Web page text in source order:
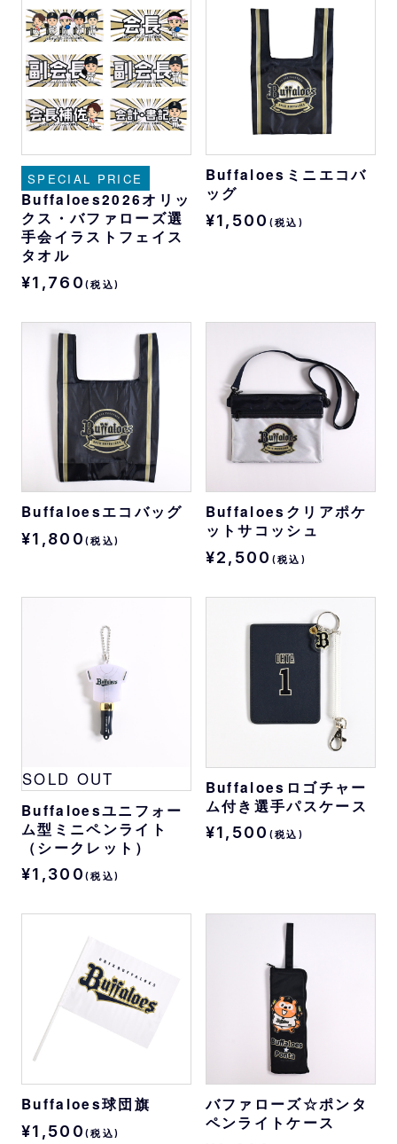
SPECIAL PRICE
Buffaloes2026オリッ
クス・バファローズ選
手会イラストフェイス
タオル
¥1,760 (税込)
Buffaloesミニエコバ
ッグ
¥1,500 (税込)
Buffaloesエコバッグ
¥1,800 (税込)
Buffaloesクリアポケ
ットサコッシュ
¥2,500 (税込)
SOLD OUT
Buffaloesユニフォー
ム型ミニペンライト
（シークレット）
¥1,300 (税込)
Buffaloesロゴチャー
ム付き選手パスケース
¥1,500 (税込)
Buffaloes球団旗
¥1,500 (税込)
バファローズ☆ポンタ
ペンライトケース